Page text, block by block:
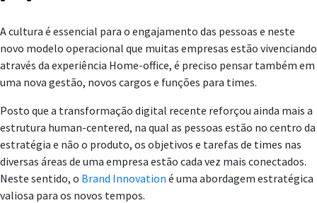
A cultura é essencial para o engajamento das pessoas e neste
novo modelo operacional que muitas empresas estão vivenciando
através da experiência Home-office, é preciso pensar também em
uma nova gestão, novos cargos e funções para times.
Posto que a transformação digital recente reforçou ainda mais a
estrutura human-centered, na qual as pessoas estão no centro da
estratégia e não o produto, os objetivos e tarefas de times nas
diversas áreas de uma empresa estão cada vez mais conectados.
Neste sentido, o Brand Innovation é uma abordagem estratégica
valiosa para os novos tempos.